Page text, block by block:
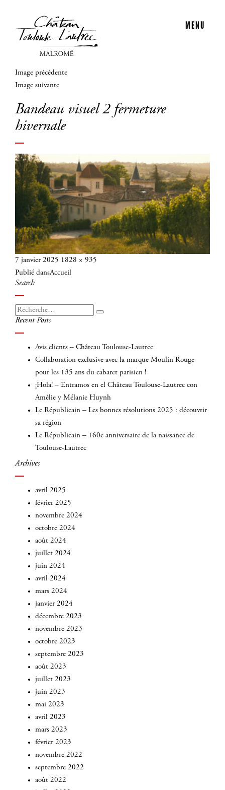
MENU
Image précédente
Image suivante
Bandeau visuel 2 fermeture
hivernale
Publié
le
7 janvier 2025 Taille
réelle
1828 × 935
Navigation
de
l’article
Publié dansAccueil
Search
Recherche
pour
:
Recherche
Recent Posts
Avis clients – Château Toulouse-Lautrec
Collaboration exclusive avec la marque Moulin Rouge
pour les 135 ans du cabaret parisien !
¡Hola! – Entramos en el Château Toulouse-Lautrec con
Amélie y Mélanie Huynh
Le Républicain – Les bonnes résolutions 2025 : découvrir
sa région
Le Républicain – 160e anniversaire de la naissance de
Toulouse-Lautrec
Archives
avril 2025
février 2025
novembre 2024
octobre 2024
août 2024
juillet 2024
juin 2024
avril 2024
mars 2024
janvier 2024
décembre 2023
novembre 2023
octobre 2023
septembre 2023
août 2023
juillet 2023
juin 2023
mai 2023
avril 2023
mars 2023
février 2023
novembre 2022
septembre 2022
août 2022